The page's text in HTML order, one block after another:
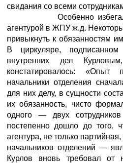
свидания со всеми
Особенно избегали
агентурой в ЖПУ ж.д.
привыкнуть к обязанностям
В циркуляре,
внутренних дел
констатировалось: «Опыт
начальники отделения
для них делу, в сущности
их обязанность, чисто
одного — двух
постепенно дошло до того,
агентура, не только
начальников отделений —
Курлов вновь требовал от